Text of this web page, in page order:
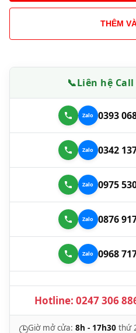
THÊM
📞Liên hệ
0393
0342
0975
0876
0968
Hotline: 0247 306
🕒Giờ mở cửa: 8h - 17h30 thứ